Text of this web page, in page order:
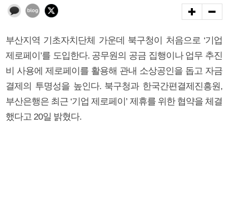
부산지역 기초자치단체 가운데 북구청이 처음으로 ‘기업
제로페이’를 도입한다. 공무원의 공금 집행이나 업무 추진
비 사용에 제로페이를 활용해 관내 소상공인을 돕고 자금
결제의 투명성을 높인다. 북구청과 한국간편결제진흥원,
부산은행은 최근 ‘기업 제로페이’ 제휴를 위한 협약을 체결
했다고 20일 밝혔다.